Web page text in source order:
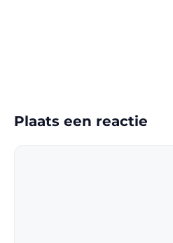
Plaats een reactie